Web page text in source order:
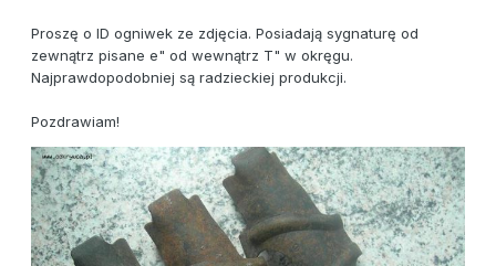
Proszę o ID ogniwek ze zdjęcia. Posiadają sygnaturę od
zewnątrz pisane e" od wewnątrz T" w okręgu.
Najprawdopodobniej są radzieckiej produkcji.
Pozdrawiam!